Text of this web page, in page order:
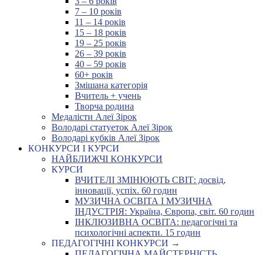
7 – 10 років
11 – 14 років
15 – 18 років
19 – 25 років
26 – 39 років
40 – 59 років
60+ років
Змішана категорія
Вчитель + учень
Творча родина
Медалісти Алеї Зірок
Володарі статуеток Алеї Зірок
Володарі кубків Алеї Зірок
КОНКУРСИ І КУРСИ
НАЙБЛИЖЧІ КОНКУРСИ
КУРСИ
ВЧИТЕЛІ ЗМІНЮЮТЬ СВІТ: досвід,
інновації, успіх. 60 годин
МУЗИЧНА ОСВІТА І МУЗИЧНА
ІНДУСТРІЯ: Україна, Європа, світ. 60 годин
ІНКЛЮЗИВНА ОСВІТА: педагогічні та
психологічні аспекти. 15 годин
ПЕДАГОГІЧНІ КОНКУРСИ →